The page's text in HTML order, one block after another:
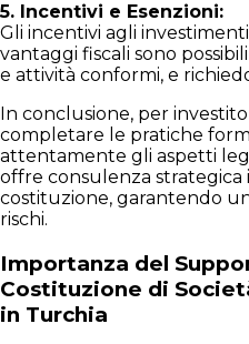
5. Incentivi e Esenzioni:
Gli incentivi agli
vantaggi fiscali sono
e attività conformi, e
In conclusione, per
completare le pratiche
attentamente gli aspetti
offre consulenza
costituzione, garantendo
rischi.
Importanza del
Costituzione di
in Turchia